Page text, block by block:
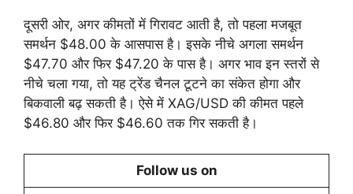
दूसरी ओर, अगर कीमतों में गिरावट आती है, तो पहला मजबूत
समर्थन $48.00 के आसपास है। इसके नीचे अगला समर्थन
$47.70 और फिर $47.20 के पास है। अगर भाव इन स्तरों से
नीचे चला गया, तो यह ट्रेंड चैनल टूटने का संकेत होगा और
बिकवाली बढ़ सकती है। ऐसे में XAG/USD की कीमत पहले
$46.80 और फिर $46.60 तक गिर सकती है।
Follow us on